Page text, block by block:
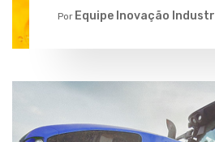
Por Equipe Inovação